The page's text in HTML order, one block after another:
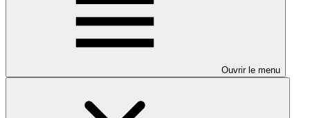
Ouvrir le menu